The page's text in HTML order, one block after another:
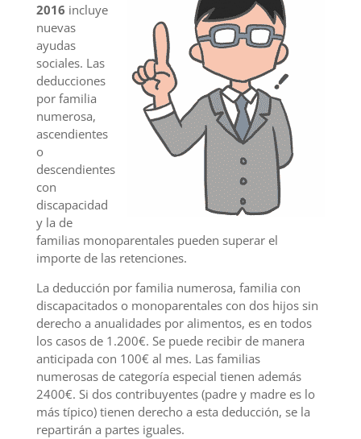
2016 incluye
nuevas
ayudas
sociales. Las
deducciones
por familia
numerosa,
ascendientes
o
descendientes
con
discapacidad
y la de
familias monoparentales pueden superar el
importe de las retenciones.
La deducción por familia numerosa, familia con
discapacitados o monoparentales con dos hijos sin
derecho a anualidades por alimentos, es en todos
los casos de 1.200€. Se puede recibir de manera
anticipada con 100€ al mes. Las familias
numerosas de categoría especial tienen además
2400€. Si dos contribuyentes (padre y madre es lo
más típico) tienen derecho a esta deducción, se la
repartirán a partes iguales.